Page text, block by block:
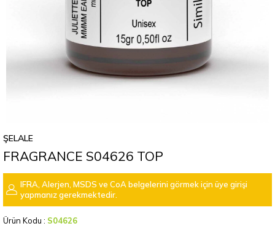
ŞELALE
FRAGRANCE S04626 TOP
IFRA, Alerjen, MSDS ve CoA belgelerini görmek için üye girişi
yapmanız gerekmektedir.
Ürün Kodu : S04626